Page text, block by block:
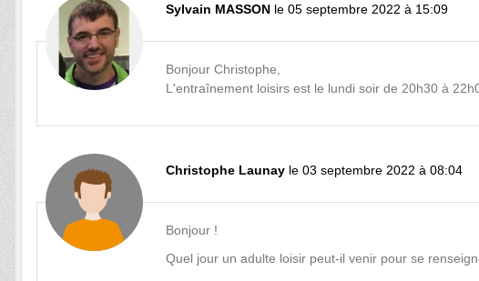
Sylvain MASSON le 05 septembre 2022 à 15:09
Bonjour Christophe,
L'entraînement loisirs est le lundi soir de 20h30 à
Christophe Launay le 03 septembre 2022 à 08:04
Bonjour !
Quel jour un adulte loisir peut-il venir pour se